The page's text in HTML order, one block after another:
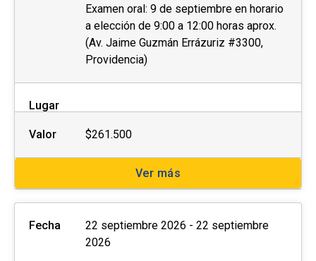
Examen oral: 9 de septiembre en horario
a elección de 9:00 a 12:00 horas aprox.
(Av. Jaime Guzmán Errázuriz #3300,
Providencia)
Lugar
Valor $261.500
Ver más
Fecha
22 septiembre 2026 - 22 septiembre
2026